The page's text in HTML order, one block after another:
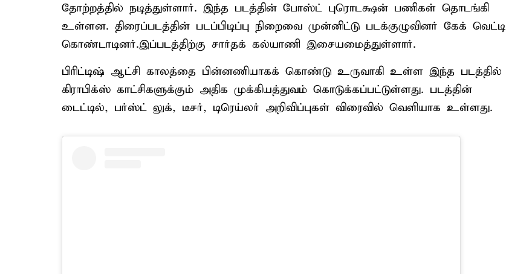
தோற்றத்தில் நடித்துள்ளார். இந்த படத்தின் போஸ்ட் புரொடக்ஷன் பணிகள் தொடங்கி
உள்ளன. திரைப்படத்தின் படப்பிடிப்பு நிறைவை முன்னிட்டு படக்குழுவினர் கேக் வெட்டி
கொண்டாடினர்.இப்படத்திற்கு சார்தக் கல்யாணி இசையமைத்துள்ளார்.
பிரிட்டிஷ் ஆட்சி காலத்தை பின்னணியாகக் கொண்டு உருவாகி உள்ள இந்த படத்தில்
கிராபிக்ஸ் காட்சிகளுக்கும் அதிக முக்கியத்துவம் கொடுக்கப்பட்டுள்ளது. படத்தின்
டைட்டில், பர்ஸ்ட் லுக், டீசர், டிரெய்லர் அறிவிப்புகள் விரைவில் வெளியாக உள்ளது.